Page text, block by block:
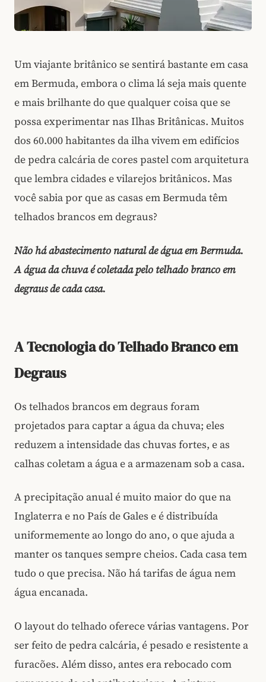
Um viajante britânico se sentirá bastante em casa
em Bermuda, embora o clima lá seja mais quente
e mais brilhante do que qualquer coisa que se
possa experimentar nas Ilhas Britânicas. Muitos
dos 60.000 habitantes da ilha vivem em edifícios
de pedra calcária de cores pastel com arquitetura
que lembra cidades e vilarejos britânicos. Mas
você sabia por que as casas em Bermuda têm
telhados brancos em degraus?
Não há abastecimento natural de água em Bermuda.
A água da chuva é coletada pelo telhado branco em
degraus de cada casa.
A Tecnologia do Telhado Branco em
Degraus
Os telhados brancos em degraus foram
projetados para captar a água da chuva; eles
reduzem a intensidade das chuvas fortes, e as
calhas coletam a água e a armazenam sob a casa.
A precipitação anual é muito maior do que na
Inglaterra e no País de Gales e é distribuída
uniformemente ao longo do ano, o que ajuda a
manter os tanques sempre cheios. Cada casa tem
tudo o que precisa. Não há tarifas de água nem
água encanada.
O layout do telhado oferece várias vantagens. Por
ser feito de pedra calcária, é pesado e resistente a
furacões. Além disso, antes era rebocado com